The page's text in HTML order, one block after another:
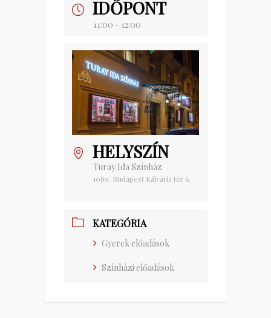
IDŐPONT
11:00 - 12:00
HELYSZÍN
Turay Ida Színház
1089. Budapest Kálvária tér 6.
KATEGÓRIA
Gyerek előadások
Színházi előadások